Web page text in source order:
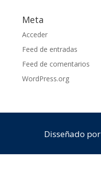
Meta
Acceder
Feed de entradas
Feed de comentarios
WordPress.org
Disseñado por